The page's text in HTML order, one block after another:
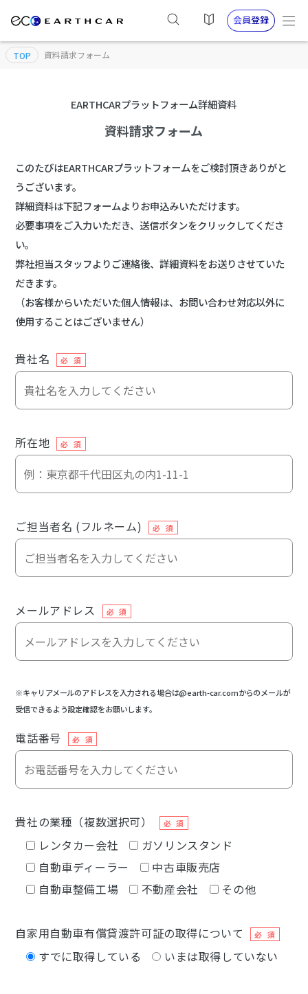
会員登録
TOP 資料請求フォーム
EARTHCARプラットフォーム詳細資料
資料請求フォーム
このたびはEARTHCARプラットフォームをご検討頂きありがと
うございます。
詳細資料は下記フォームよりお申込みいただけます。
必要事項をご入力いただき、送信ボタンをクリックしてくださ
い。
弊社担当スタッフよりご連絡後、詳細資料をお送りさせていた
だきます。
（お客様からいただいた個人情報は、お問い合わせ対応以外に
使用することはございません）
貴社名 必 須
所在地 必 須
ご担当者名 (フルネーム) 必 須
メールアドレス 必 須
※キャリアメールのアドレスを入力される場合は@earth-car.comからのメールが
受信できるよう設定確認をお願いします。
電話番号 必 須
貴社の業種（複数選択可） 必 須
レンタカー会社
ガソリンスタンド
自動車ディーラー
中古車販売店
自動車整備工場
不動産会社 その他
自家用自動車有償貸渡許可証の取得について 必 須
すでに取得している いまは取得していない